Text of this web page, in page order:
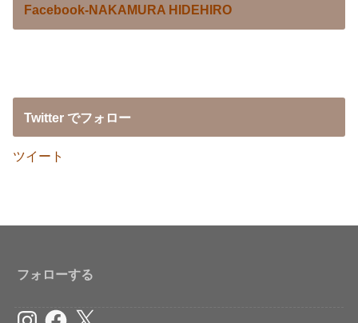
Facebook-NAKAMURA HIDEHIRO
Twitter でフォロー
ツイート
フォローする
InstagramFacebook
X